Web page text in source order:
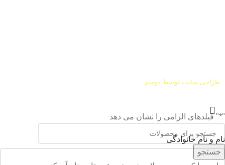
طراحی سایت توسط دومیم
جستجو
"
*" فیلدهای الزامی را نشان می دهد
نام و نام خانوادگی